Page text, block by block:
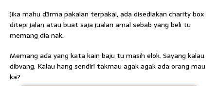
Jika mahu d3rma pakaian terpakai, ada disediakan charity box
ditepi jalan atau buat saja jualan amal sebab yang beli tu
memang dia nak.
Memang ada yang kata kain baju tu masih elok. Sayang kalau
dibvang. Kalau hang sendiri takmau agak agak ada orang mau
ka?